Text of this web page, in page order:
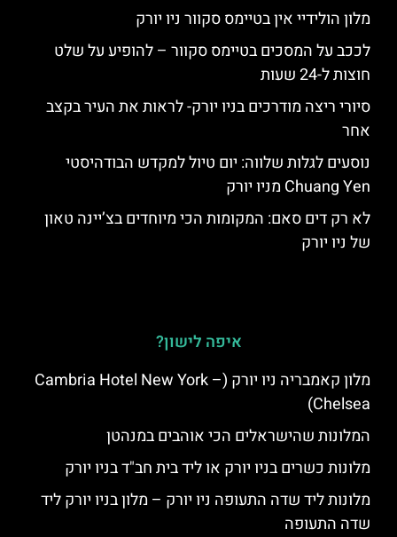
מלון הולידיי אין בטיימס סקוור ניו יורק
לככב על המסכים בטיימס סקוור – להופיע על שלט
חוצות ל-24 שעות
סיורי ריצה מודרכים בניו יורק- לראות את העיר בקצב
אחר
נוסעים לגלות שלווה: יום טיול למקדש הבודהיסטי
Chuang Yen מניו יורק
לא רק דים סאם: המקומות הכי מיוחדים בצ’יינה טאון
של ניו יורק
איפה לישון?
מלון קאמבריה ניו יורק (Cambria Hotel New York –
Chelsea)
המלונות שהישראלים הכי אוהבים במנהטן
מלונות כשרים בניו יורק או ליד בית חב"ד בניו יורק
מלונות ליד שדה התעופה ניו יורק – מלון בניו יורק ליד
שדה התעופה